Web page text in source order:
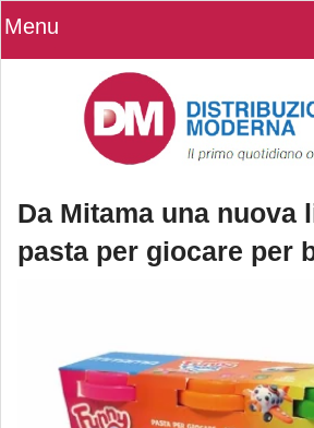
Menu
Da Mitama una nuova
pasta per giocare per